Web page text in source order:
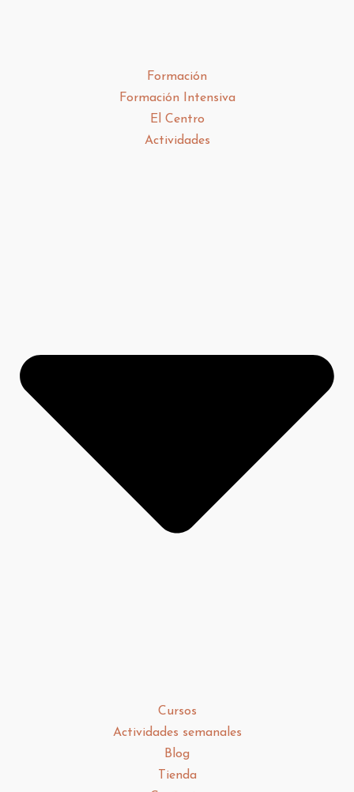
Formación
Formación Intensiva
El Centro
Actividades
Cursos
Actividades semanales
Blog
Tienda